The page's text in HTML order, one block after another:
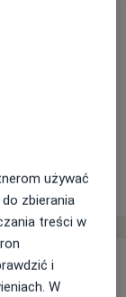
używać
zbierania
treści w
i
W